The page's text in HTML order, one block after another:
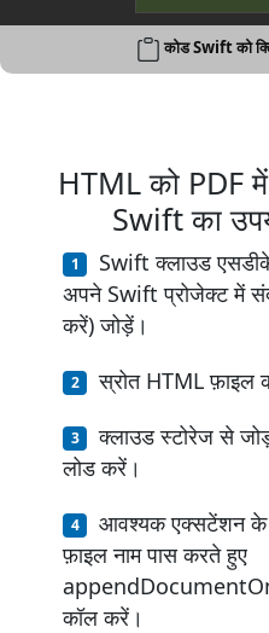
कोड Swift को
HTML को PDF
Swift का
Swift क्लाउड
अपने Swift प्रोजेक्ट में
करें) जोड़ें।
स्रोत HTML फ़ाइल
क्लाउड स्टोरेज से
लोड करें।
आवश्यक एक्सटेंशन
फ़ाइल नाम पास करते हुए
कॉल करें।